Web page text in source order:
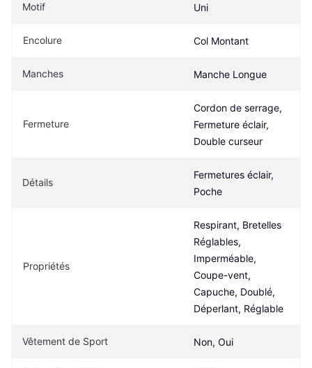
Motif Uni
Encolure Col Montant
Manches Manche Longue
Fermeture
Cordon de serrage,
Fermeture éclair,
Double curseur
Détails
Fermetures éclair,
Poche
Propriétés
Respirant, Bretelles
Réglables,
Imperméable,
Coupe-vent,
Capuche, Doublé,
Déperlant, Réglable
Vêtement de Sport Non, Oui